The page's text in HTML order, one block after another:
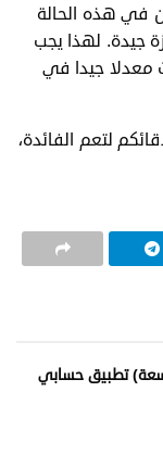
في هذه الحالة
جيدة. لهذا يجب
معدلا جيدا في
لتعم الفائدة،
تطبيق حسابي